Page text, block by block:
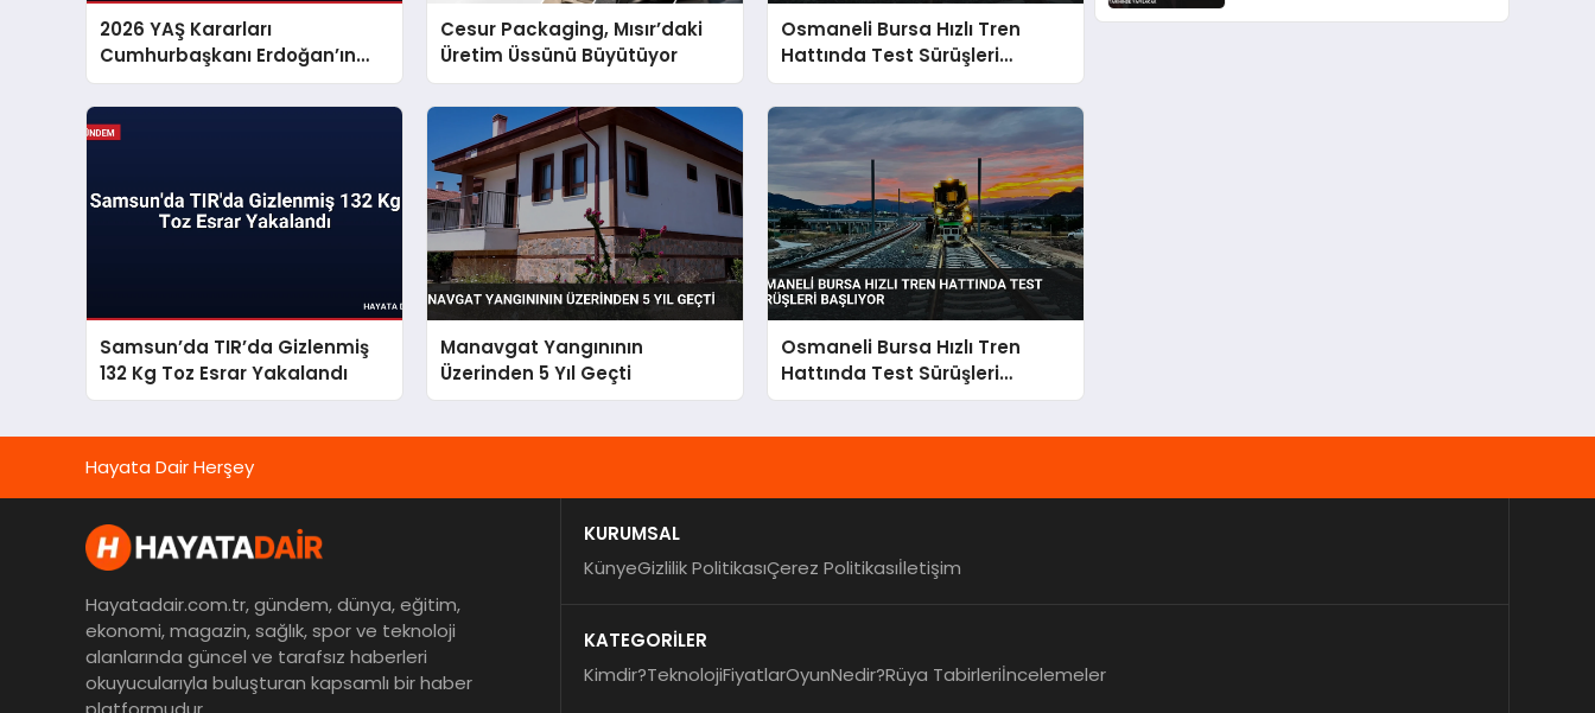
2026 YAŞ Kararları
Cumhurbaşkanı Erdoğan’ın
Onayıyla Belirlendi
Cesur Packaging, Mısır’daki
Üretim Üssünü Büyütüyor
Osmaneli Bursa Hızlı Tren
Hattında Test Sürüşleri
Başlıyor
Samsun’da TIR’da Gizlenmiş
132 Kg Toz Esrar Yakalandı
Manavgat Yangınının
Üzerinden 5 Yıl Geçti
Osmaneli Bursa Hızlı Tren
Hattında Test Sürüşleri
Başlıyor
Hayata Dair Herşey
Hayatadair.com.tr, gündem, dünya, eğitim,
ekonomi, magazin, sağlık, spor ve teknoloji
alanlarında güncel ve tarafsız haberleri
okuyucularıyla buluşturan kapsamlı bir haber
KURUMSAL
KünyeGizlilik PolitikasıÇerez Politikasıİletişim
KATEGORİLER
Kimdir?TeknolojiFiyatlarOyunNedir?Rüya Tabirleriİncelemeler